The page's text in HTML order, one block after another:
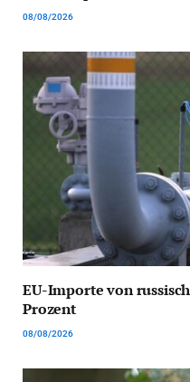
08/08/2026
EU-Importe von
Prozent
08/08/2026